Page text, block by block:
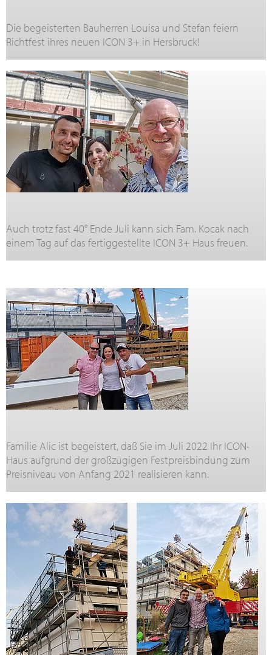
Die begeisterten Bauherren Louisa und Stefan feiern
Richtfest ihres neuen ICON 3+ in Hersbruck!
Auch trotz fast 40° Ende Juli kann sich Fam. Kocak nach
einem Tag auf das fertiggestellte ICON 3+ Haus freuen.
Familie Alic ist begeistert, daß Sie im Juli 2022 Ihr ICON-
Haus aufgrund der großzügigen Festpreisbindung zum
Preisniveau von Anfang 2021 realisieren kann.